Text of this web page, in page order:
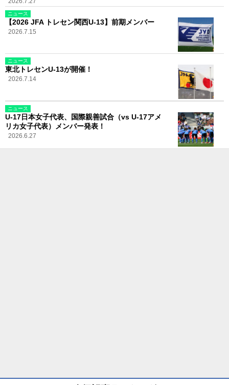
ニュース
【2026 JFA トレセン関西U-13】前期メンバー
2026.7.15
ニュース
東北トレセンU-13が開催！
2026.7.14
ニュース
U-17日本女子代表、国際親善試合（vs U-17アメ
リカ女子代表）メンバー発表！
2026.6.27